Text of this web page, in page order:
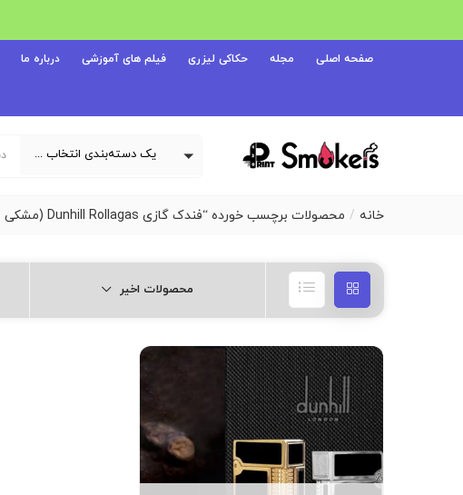
صفحه اصلی مجله حکاکی لیزری فیلم های آموزشی درباره ما
یک دسته‌بندی انتخاب کنید
خانه محصولات برچسب خورده “فندک گازی Dunhill Rollagas (مشکی لاکی)”
محصولات اخیر